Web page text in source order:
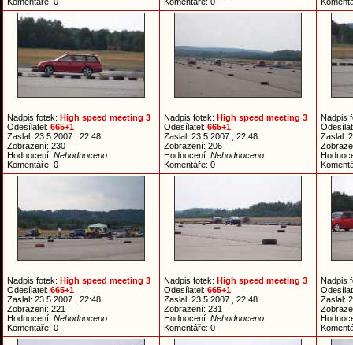
Nadpis fotek: High speed meeting 3
Odesílatel: 665+1
Zaslal: 23.5.2007 , 22:48
Zobrazení: 230
Hodnocení: Nehodnoceno
Komentáře: 0
Nadpis fotek: High speed meeting 3
Odesílatel: 665+1
Zaslal: 23.5.2007 , 22:48
Zobrazení: 206
Hodnocení: Nehodnoceno
Komentáře: 0
Nadpis
Zaslal:
Nadpis fotek: High speed meeting 3
Odesílatel: 665+1
Zaslal: 23.5.2007 , 22:48
Zobrazení: 221
Hodnocení: Nehodnoceno
Komentáře: 0
Nadpis fotek: High speed meeting 3
Odesílatel: 665+1
Zaslal: 23.5.2007 , 22:48
Zobrazení: 231
Hodnocení: Nehodnoceno
Komentáře: 0
Nadpis
Zaslal: